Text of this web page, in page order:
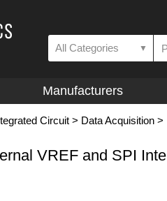
All Categories ▼
Manufacturers
Circuit > Data Acquisition >
VREF and SPI